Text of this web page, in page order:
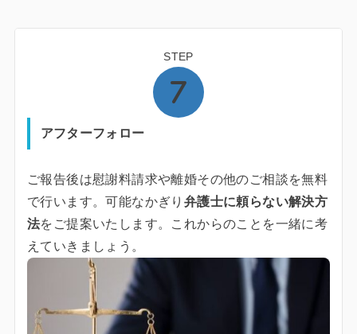
STEP
アフターフォロー
ご報告後は慰謝料請求や離婚その他のご相談を無料
で行います。可能なかぎり 弁護士に頼らない解決方
法をご提案いたします。これからのことを一緒に考
えていきましょう。